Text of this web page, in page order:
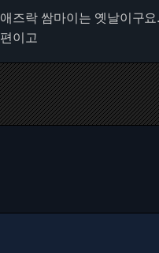
애즈락 쌈마이는 옛날이구
편이고